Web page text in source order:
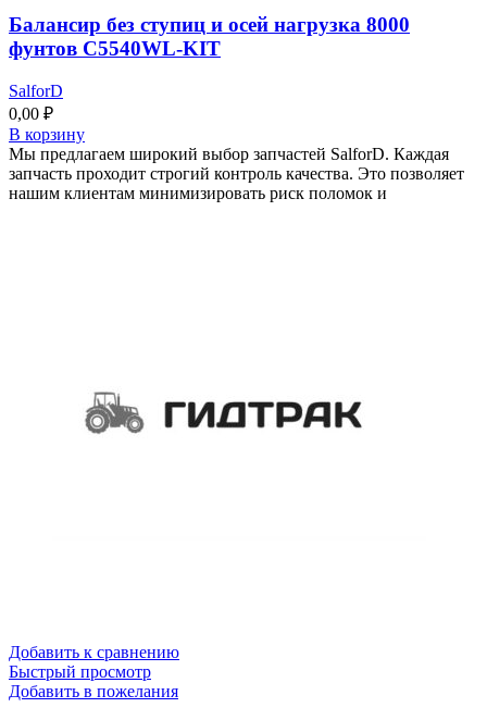
Балансир без ступиц и осей нагрузка 8000
фунтов C5540WL-KIT
SalforD
0,00 ₽
В корзину
Мы предлагаем широкий выбор запчастей SalforD. Каждая
запчасть проходит строгий контроль качества. Это позволяет
нашим клиентам минимизировать риск поломок и
Добавить к сравнению
Быстрый просмотр
Добавить в пожелания